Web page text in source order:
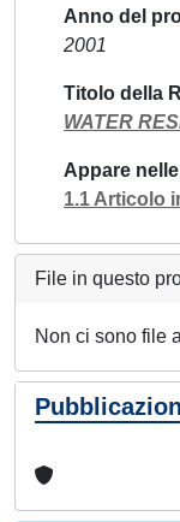
Anno del
2001
Titolo della
WATER
Appare
1.1 Articolo
File in questo
Non ci sono file